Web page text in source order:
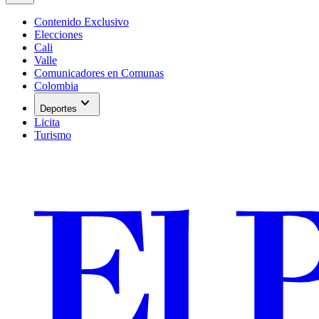
Contenido Exclusivo
Elecciones
Cali
Valle
Comunicadores en Comunas
Colombia
Deportes expand_more
Licita
Turismo